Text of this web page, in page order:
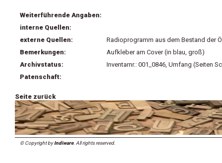
Weiterführende Angaben:
interne Quellen:
externe Quellen:
Radioprogramm aus dem Bestand der
Bemerkungen:
Aufkleber am Cover (in blau, groß)
Archivstatus:
Inventarnr.: 001_0846, Umfang (Seiten
Patenschaft:
Seite zurück
© Copyright byIndiware. All rights reserved.